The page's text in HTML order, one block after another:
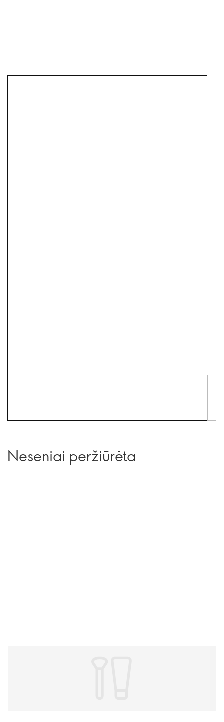
Neseniai peržiūrėta